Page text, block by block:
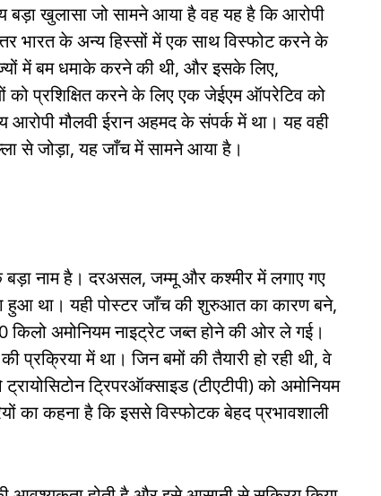
बड़ा खुलासा जो सामने आया है वह यह है कि आरोपी
भारत के अन्य हिस्सों में एक साथ विस्फोट करने के
में बम धमाके करने की थी, और इसके लिए,
प्रशिक्षित करने के लिए एक जेईएम ऑपरेटिव को
मौलवी ईरान अहमद के संपर्क में था। यह वही
से जोड़ा, यह जाँच में सामने आया है।
नाम है। दरअसल, जम्मू और कश्मीर में लगाए गए
हुआ था। यही पोस्टर जाँच की शुरुआत का कारण बने,
अमोनियम नाइट्रेट जब्त होने की ओर ले गई।
में था। जिन बमों की तैयारी हो रही थी, वे
ट्रिपरऑक्साइड (टीएटीपी) को अमोनियम
का कहना है कि इससे विस्फोटक बेहद प्रभावशाली